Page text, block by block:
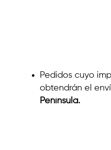
Pedidos cuyo
obtendrán el
Península.